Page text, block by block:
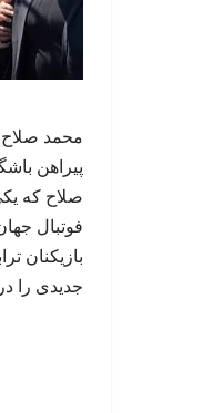
محمد
پیراهن
صلاح که
فوتبال
بازیکنان
جدیدی را